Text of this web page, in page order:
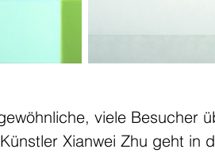
viele Besucher
Xianwei Zhu geht in